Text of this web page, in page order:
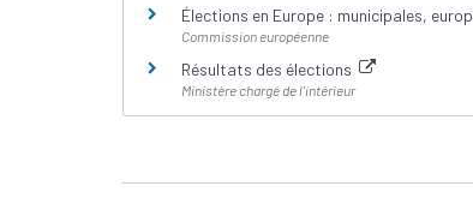
Élections en Europe : municipales,
Commission européenne
Résultats des élections
Ministère chargé de l'intérieur